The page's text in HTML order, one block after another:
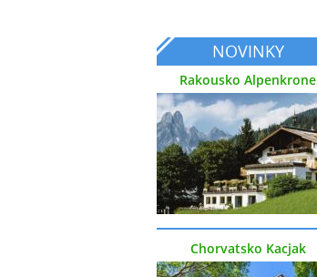
NOVINKY
Rakousko Alpenkrone
Chorvatsko Kacjak